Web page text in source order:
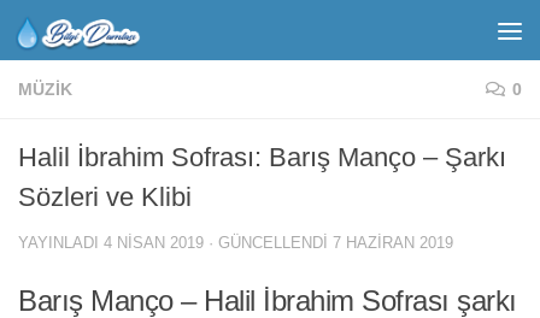
MÜZIK 0
Halil İbrahim Sofrası: Barış Manço – Şarkı
Sözleri ve Klibi
YAYINLADI 4 NISAN 2019 · GÜNCELLENDI 7 HAZIRAN 2019
Barış Manço – Halil İbrahim Sofrası şarkı